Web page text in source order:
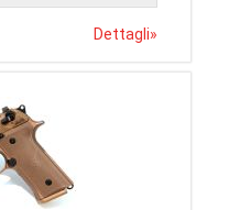
Dettagli»